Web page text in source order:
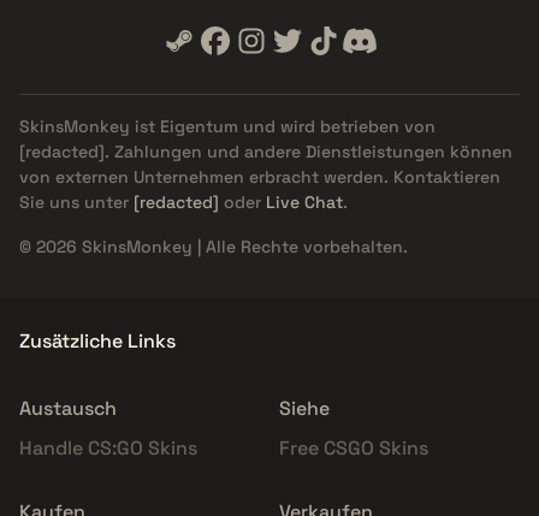
SkinsMonkey ist Eigentum und wird betrieben von
[redacted]. Zahlungen und andere Dienstleistungen können
von externen Unternehmen erbracht werden. Kontaktieren
Sie uns unter [redacted] oder Live Chat.
© 2026 SkinsMonkey | Alle Rechte vorbehalten.
Zusätzliche Links
Austausch
Handle CS:GO Skins
Siehe
Free CSGO Skins